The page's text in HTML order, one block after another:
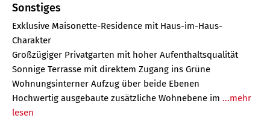
Sonstiges
Exklusive Maisonette-Residence mit Haus-im-Haus-
Charakter
Großzügiger Privatgarten mit hoher Aufenthaltsqualität
Sonnige Terrasse mit direktem Zugang ins Grüne
Wohnungsinterner Aufzug über beide Ebenen
Hochwertig ausgebaute zusätzliche Wohnebene im ...mehr
lesen